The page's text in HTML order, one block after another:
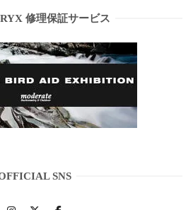
修理保証サービス
SNS